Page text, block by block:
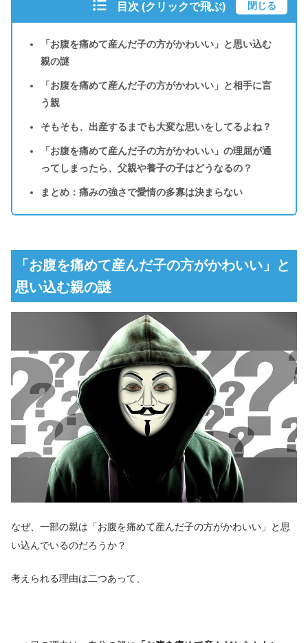
目次 (クリックで飛ぶ) 閉じる
「お腹を痛めて産んだ子の方がかわいい」と思い込む
親の謎
「お腹を痛めて産んだ子の方がかわいい」と相手に言
う親
そもそも、出産するまでも大変な思いをしてるよね？
「お腹を痛めて産んだ子の方がかわいい」の理屈が通
ってしまったら、父親や養子の子はどうなるの？
まとめ：痛みの強さで愛情の多寡は決まらない
「お腹を痛めて産んだ子の方がかわいい」と
思い込む親の謎
なぜ、一部の親は「お腹を痛めて産んだ子の方がかわいい」と思
い込んでいるのだろうか？
考えられる理由は二つあって、